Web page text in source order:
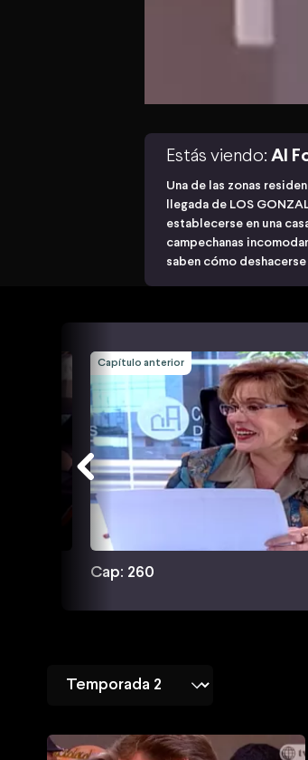
Estás viendo: Al
Una de las zonas
llegada de LOS
establecerse en una
campechanas
saben cómo
Capítulo anterior
Cap: 260